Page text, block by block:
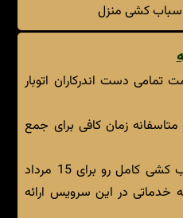
اسباب کشی منزل
دست اندرکاران اتوبار
زمان کافی برای جمع
میخواستم یک سرویس اسباب کشی کامل رو برای 15 مرداد
خدماتی در این سرویس ارائه